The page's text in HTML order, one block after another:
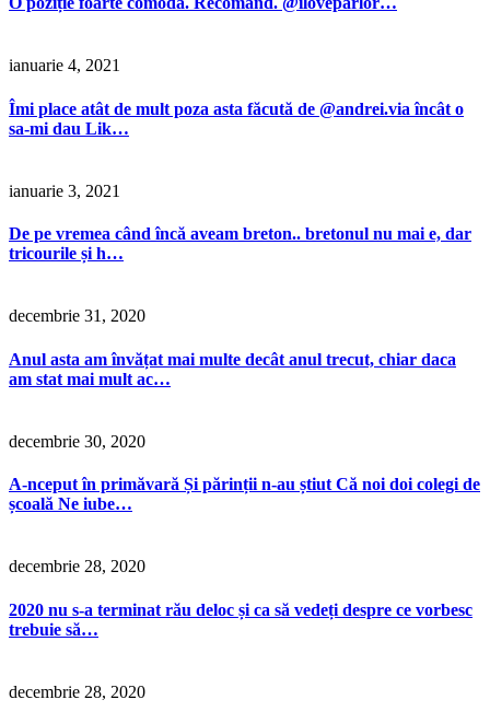
ianuarie 4, 2021
Îmi place atât de mult poza asta făcută de @andrei.via încât o
sa-mi dau Lik…
ianuarie 3, 2021
De pe vremea când încă aveam breton.. bretonul nu mai e, dar
tricourile și h…
decembrie 31, 2020
Anul asta am învățat mai multe decât anul trecut, chiar daca
am stat mai mult ac…
decembrie 30, 2020
A-nceput în primăvară Și părinții n-au știut Că noi doi colegi de
școală Ne iube…
decembrie 28, 2020
2020 nu s-a terminat rău deloc și ca să vedeți despre ce vorbesc
trebuie să…
decembrie 28, 2020